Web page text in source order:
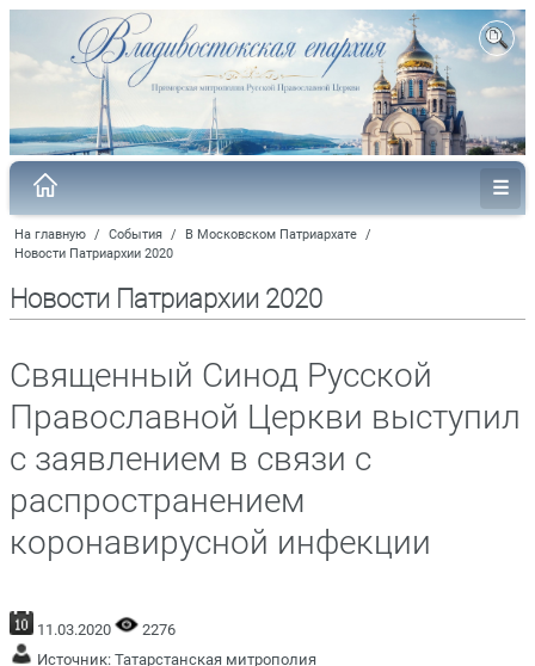
На главную / События / В Московском Патриархате /
Новости Патриархии 2020
Новости Патриархии 2020
Священный Синод Русской
Православной Церкви выступил
с заявлением в связи с
распространением
коронавирусной инфекции
11.03.2020
2276
Источник: Татарстанская митрополия